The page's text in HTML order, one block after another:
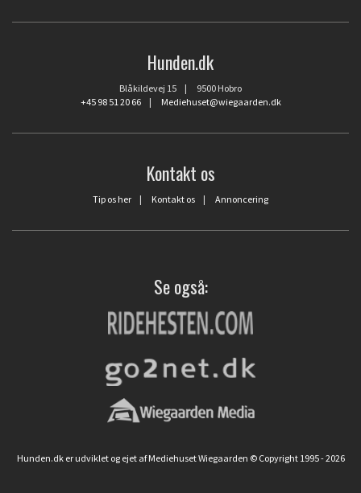
Hunden.dk
Blåkildevej 15 | 9500 Hobro
+45 98 51 20 66| Mediehuset@wiegaarden.dk
Kontakt os
Tip os her | Kontakt os | Annoncering
Se også:
Hunden.dk er udviklet og ejet af Mediehuset Wiegaarden © Copyright 1995 - 2026